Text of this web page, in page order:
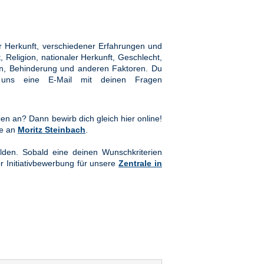
verschiedener Erfahrungen und
nationaler Herkunft, Geschlecht,
Behinderung und anderen Faktoren. Du
eine E-Mail mit deinen Fragen
an? Dann bewirb dich gleich hier online!
an Moritz Steinbach
Sobald eine deinen Wunschkriterien
Initiativbewerbung für unsereZentrale in